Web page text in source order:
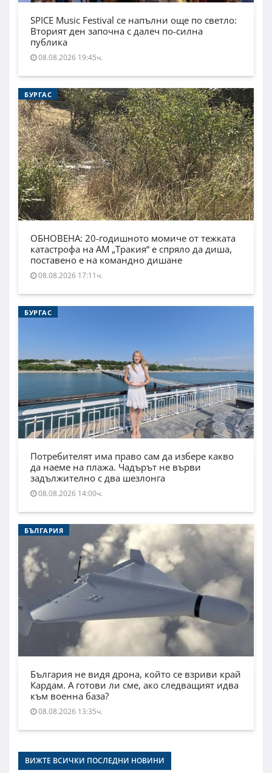
SPICE Music Festival се напълни още по светло:
Вторият ден започна с далеч по-силна
публика
08.08.2026 19:45ч.
БУРГАС
ОБНОВЕНА: 20-годишното момиче от тежката
катастрофа на АМ „Тракия“ е спряло да диша,
поставено е на командно дишане
08.08.2026 17:11ч.
БУРГАС
Потребителят има право сам да избере какво
да наеме на плажа. Чадърът не върви
задължително с два шезлонга
08.08.2026 14:00ч.
БЪЛГАРИЯ
България не видя дрона, който се взриви край
Кардам. А готови ли сме, ако следващият идва
към военна база?
08.08.2026 13:35ч.
ВИЖТЕ ВСИЧКИ ПОСЛЕДНИ НОВИНИ